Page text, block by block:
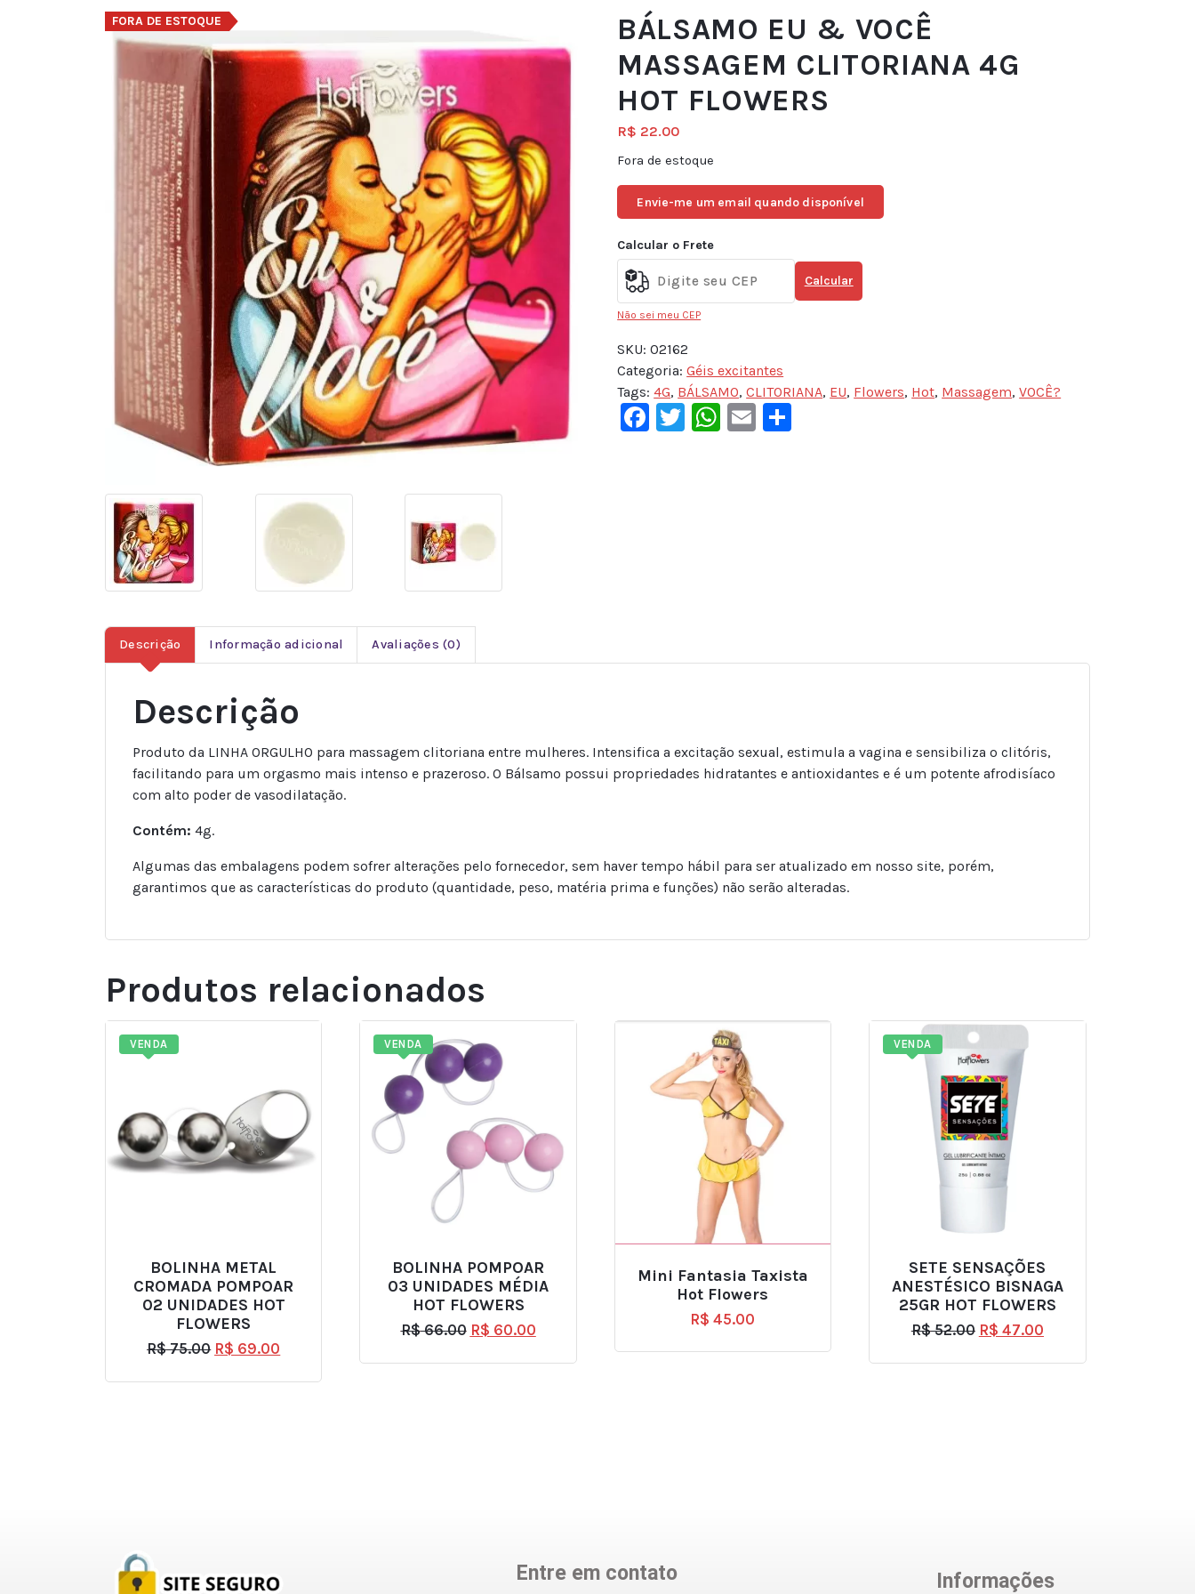
FORA DE ESTOQUE
BÁLSAMO EU & VOCÊ
MASSAGEM CLITORIANA 4G
HOT FLOWERS
R$ 22.00
Fora de estoque
Envie-me um email quando disponível
Calcular o Frete
Calcular
Não sei meu CEP
SKU:02162
Categoria:Géis excitantes
Tags:4G, BÁLSAMO,CLITORIANA, EU, Flowers, Hot, Massagem,VOCÊ?
Facebook
Twitter
WhatsApp
Email
Descrição Informação adicional Avaliações (0)
Descrição
Produto da LINHA ORGULHO para massagem clitoriana entre mulheres. Intensifica a excitação sexual, estimula a vagina e sensibiliza o clitóris,
facilitando para um orgasmo mais intenso e prazeroso. O Bálsamo possui propriedades hidratantes e antioxidantes e é um potente afrodisíaco
com alto poder de vasodilatação.
Contém: 4g.
Algumas das embalagens podem sofrer alterações pelo fornecedor, sem haver tempo hábil para ser atualizado em nosso site, porém,
garantimos que as características do produto (quantidade, peso, matéria prima e funções) não serão alteradas.
Produtos relacionados
VENDA
BOLINHA METAL
CROMADA POMPOAR
02 UNIDADES HOT
FLOWERS
R$75.00 R$ 69.00
VENDA
BOLINHA POMPOAR
03 UNIDADES MÉDIA
HOT FLOWERS
R$66.00 R$ 60.00
Mini Fantasia Taxista
Hot Flowers
R$ 45.00
VENDA
SETE SENSAÇÕES
ANESTÉSICO BISNAGA
25GR HOT FLOWERS
R$52.00 R$ 47.00
Entre em contato Informações